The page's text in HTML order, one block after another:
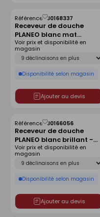
Receveur de douche
PLANEO blanc mat
antidérapant - 180 x 90
cm
Référence :30168337
Déclinaison
Disponibilité selon magasin
Voir prix et disponibilité en
magasin
Ajouter au devis
Enregistrer
comme
liste
Receveur de douche
PLANEO blanc brillant -
80 x 80 cm
Référence :30166056
Déclinaison
Disponibilité selon magasin
Voir prix et disponibilité en
magasin
Ajouter au devis
Enregistrer
comme
liste